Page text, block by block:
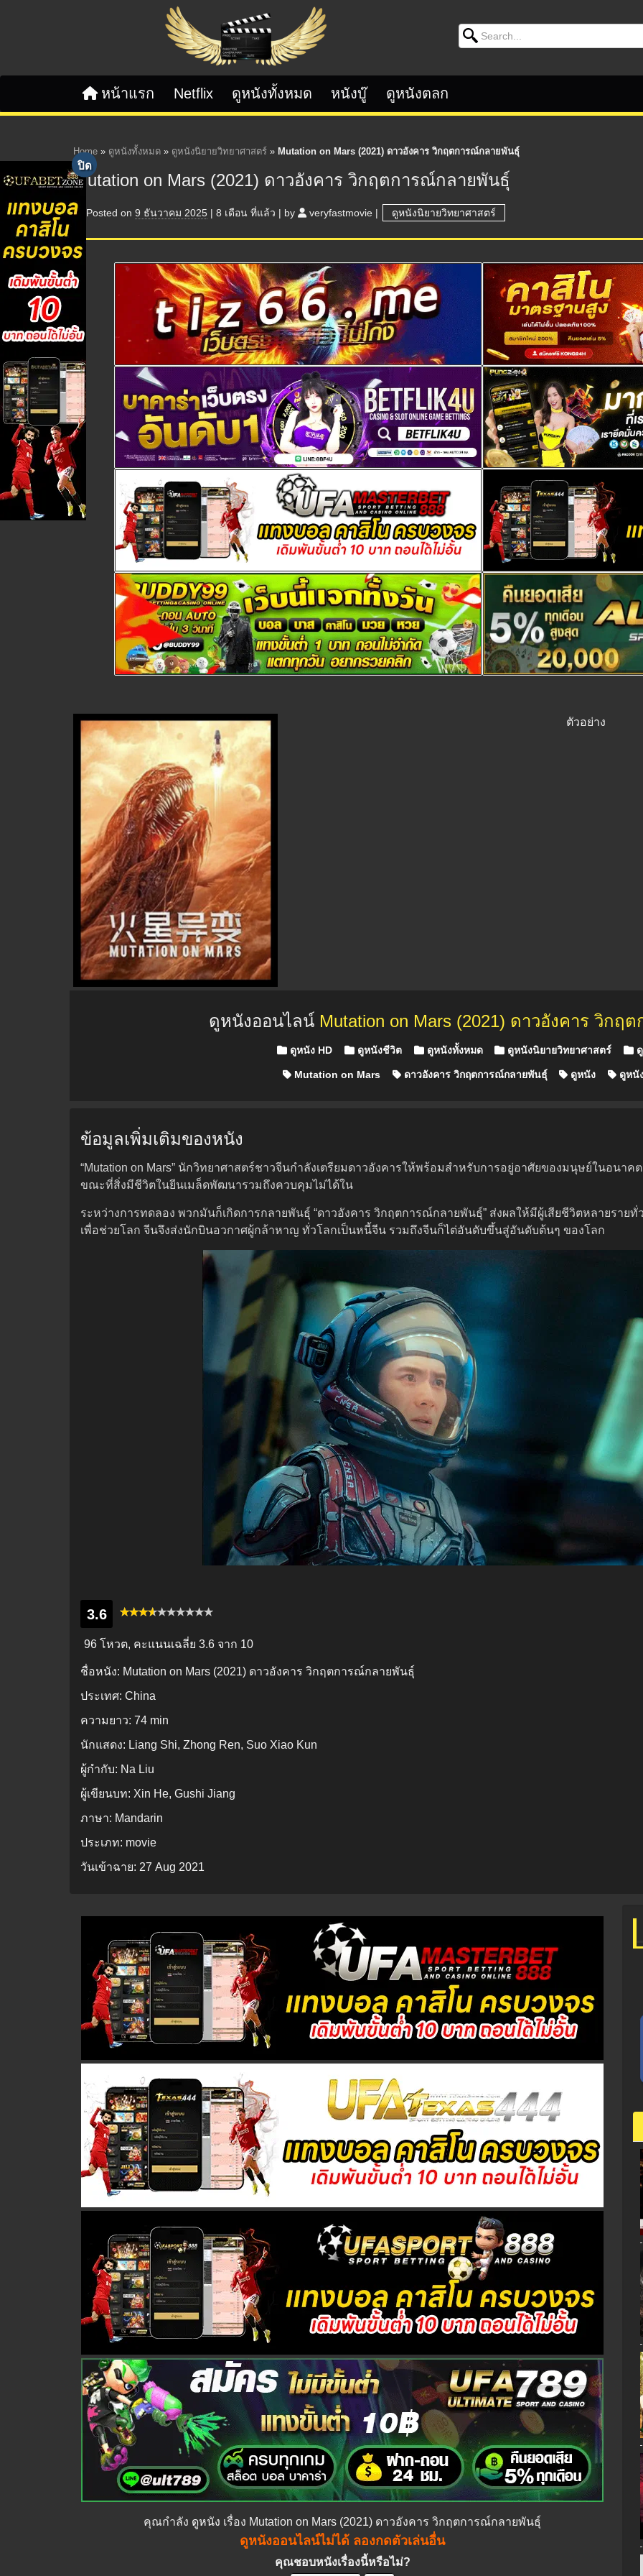
Search for:
หน้าแรก Netflix ดูหนังทั้งหมด หนังบู๊ ดูหนังตลก
Home » ดูหนังทั้งหมด » ดูหนังนิยายวิทยาศาสตร์ » Mutation on Mars (2021) ดาวอังคาร วิกฤตการณ์กลายพันธุ์
Mutation on Mars (2021) ดาวอังคาร วิกฤตการณ์กลายพันธุ์
Posted on 9 ธันวาคม 2025 | 8 เดือน ที่แล้ว | by veryfastmovie | ดูหนังนิยายวิทยาศาสตร์
ตัวอย่าง
ดูหนังออนไลน์ Mutation on Mars (2021) ดาวอังคาร วิกฤ
Posted in
ดูหนัง HD ดูหนังชีวิต ดูหนังทั้งหมด ดูหนังนิยายวิทยาศาสตร์
Mutation on Mars ดาวอังคาร วิกฤตการณ์กลายพันธุ์ ดูหนัง ดูหนั
ข้อมูลเพิ่มเติมของหนัง
“Mutation on Mars” นักวิทยาศาสตร์ชาวจีนกำลังเตรียมดาวอังคารให้พร้อมสำหรับการอยู่อาศัยของมนุษย์ในอนาค
ขณะที่สิ่งมีชีวิตในยีนเมล็ดพัฒนารวมถึงควบคุมไม่ได้ใน
ระหว่างการทดลอง พวกมันก็เกิดการกลายพันธุ์ “ดาวอังคาร วิกฤตการณ์กลายพันธุ์” ส่งผลให้มีผู้เสียชีวิตหลายรายทั่
เพื่อช่วยโลก จีนจึงส่งนักบินอวกาศผู้กล้าหาญ ทั่วโลกเป็นหนี้จีน รวมถึงจีนก็ไต่อันดับขึ้นสู่อันดับต้นๆ ของโลก
3.6
96 โหวต, คะแนนเฉลี่ย 3.6 จาก 10
ชื่อหนัง: Mutation on Mars (2021) ดาวอังคาร วิกฤตการณ์กลายพันธุ์
ประเทศ: China
ความยาว: 74 min
นักแสดง: Liang Shi, Zhong Ren, Suo Xiao Kun
ผู้กำกับ: Na Liu
ผู้เขียนบท: Xin He, Gushi Jiang
ภาษา: Mandarin
ประเภท: movie
วันเข้าฉาย: 27 Aug 2021
คุณกำลัง ดูหนัง เรื่อง Mutation on Mars (2021) ดาวอังคาร วิกฤตการณ์กลายพันธุ์
ดูหนังออนไลน์ไม่ได้ ลองกดตัวเล่นอื่น
คุณชอบหนังเรื่องนี้หรือไม่?